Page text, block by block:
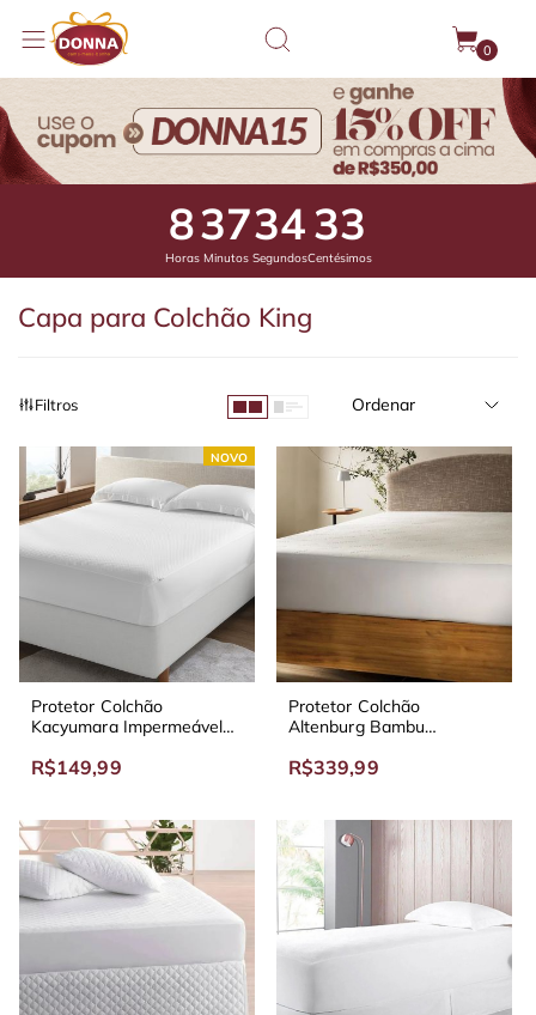
0
8
Horas
37
Minutos
33
Segundos
81
Centésimos
Capa para Colchão King
Filtros Ordenar
NOVO
Protetor Colchão
Kacyumara Impermeável
R$149,99
Protetor Colchão
Altenburg Bambu
R$339,99